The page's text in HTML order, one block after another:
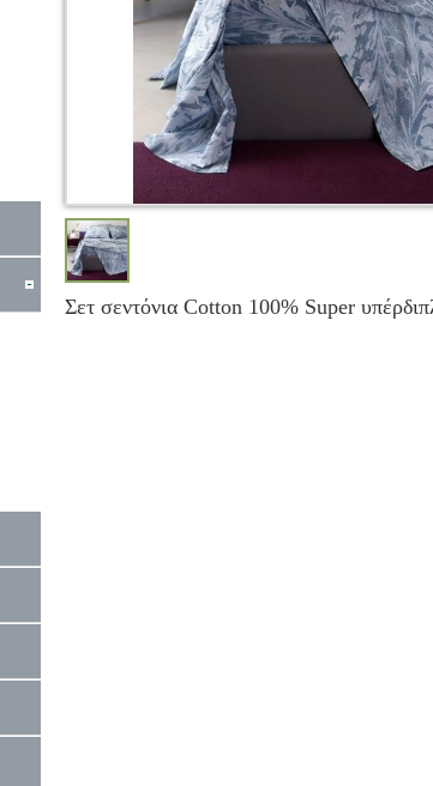
Σετ σεντόνια Cotton 100% Super